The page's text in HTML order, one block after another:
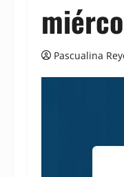
Pascualina